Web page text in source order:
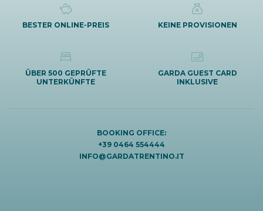
BESTER ONLINE-PREIS KEINE PROVISIONEN
ÜBER 500 GEPRÜFTE
UNTERKÜNFTE
GARDA GUEST CARD
INKLUSIVE
BOOKING OFFICE:
+39 0464 554444
INFO@GARDATRENTINO.IT